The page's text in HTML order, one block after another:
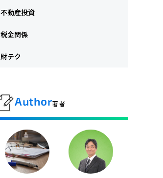
不動産投資
税金関係
財テク
Author著者